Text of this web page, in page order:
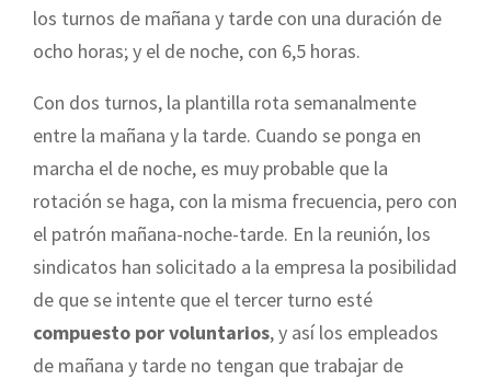
los turnos de mañana y tarde con una duración de
ocho horas; y el de noche, con 6,5 horas.
Con dos turnos, la plantilla rota semanalmente
entre la mañana y la tarde. Cuando se ponga en
marcha el de noche, es muy probable que la
rotación se haga, con la misma frecuencia, pero con
el patrón mañana-noche-tarde. En la reunión, los
sindicatos han solicitado a la empresa la posibilidad
de que se intente que el tercer turno esté
compuesto por voluntarios, y así los empleados
de mañana y tarde no tengan que trabajar de